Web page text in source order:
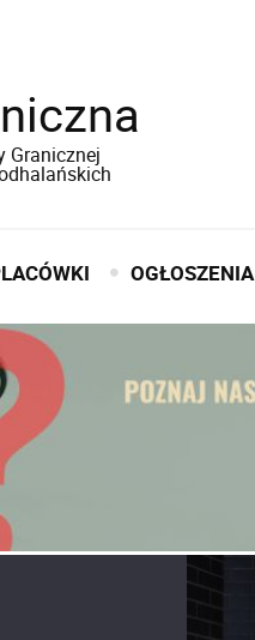
Granicznej
OGŁOSZENIA